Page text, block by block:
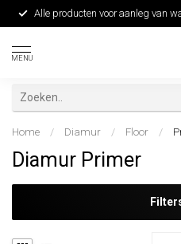
Alle producten voor aanleg van
MENU
Home / Diamur / Floor /
Diamur Primer